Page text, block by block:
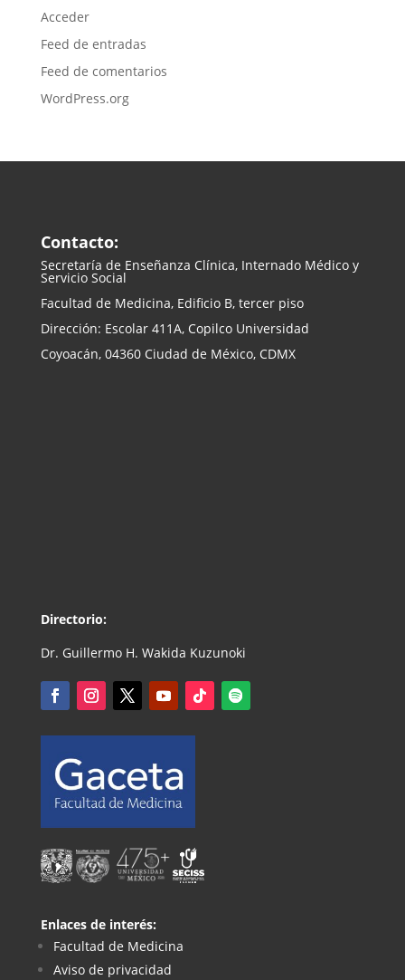
Acceder
Feed de entradas
Feed de comentarios
WordPress.org
Contacto:
Secretaría de Enseñanza Clínica, Internado Médico y
Servicio Social
Facultad de Medicina, Edificio B, tercer piso
Dirección: Escolar 411A, Copilco Universidad
Coyoacán, 04360 Ciudad de México, CDMX
Directorio:
Dr. Guillermo H. Wakida Kuzunoki
Enlaces de interés:
Facultad de Medicina
Aviso de privacidad